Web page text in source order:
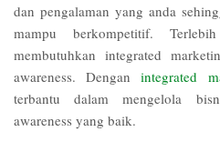
dan pengalaman yang anda
mampu berkompetitif.
membutuhkan integrated
awareness. Denganintegrated
terbantu dalam mengelola
awareness yang baik.